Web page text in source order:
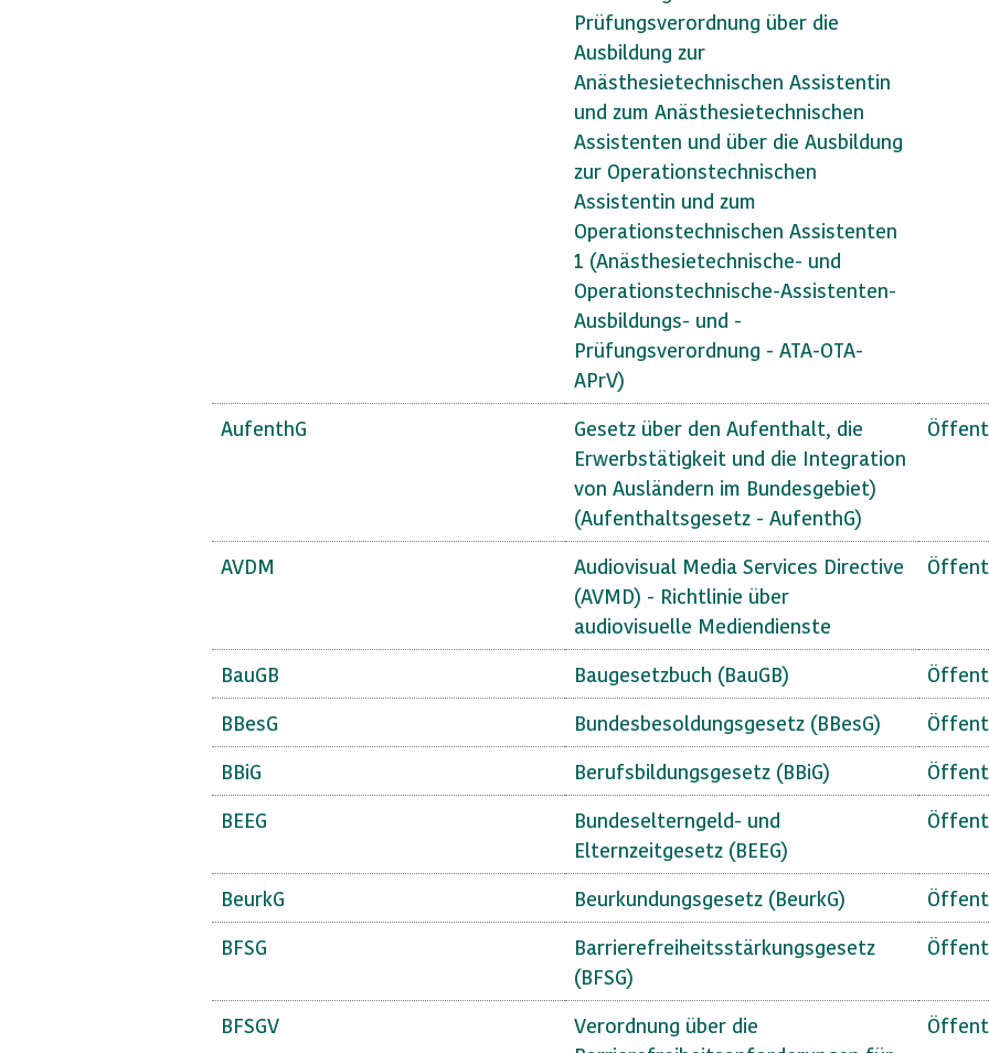
Prüfungsverordnung über die
Ausbildung zur
Anästhesietechnischen Assistentin
und zum Anästhesietechnischen
Assistenten und über die Ausbildung
zur Operationstechnischen
Assistentin und zum
Operationstechnischen Assistenten
1 (Anästhesietechnische- und
Operationstechnische-Assistenten-
Ausbildungs- und -
Prüfungsverordnung - ATA-OTA-
APrV)
AufenthG
Gesetz über den Aufenthalt, die
Erwerbstätigkeit und die Integration
von Ausländern im Bundesgebiet)
(Aufenthaltsgesetz - AufenthG)
AVDM
Audiovisual Media Services Directive
(AVMD) - Richtlinie über
audiovisuelle Mediendienste
BauGB Baugesetzbuch (BauGB)
BBesG Bundesbesoldungsgesetz (BBesG)
BBiG Berufsbildungsgesetz (BBiG)
BEEG
Bundeselterngeld- und
Elternzeitgesetz (BEEG)
BeurkG Beurkundungsgesetz (BeurkG)
BFSG
Barrierefreiheitsstärkungsgesetz
(BFSG)
BFSGV
Verordnung über die